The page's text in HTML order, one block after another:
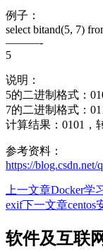
例子：
select bitand(5, 7)
———-
5
说明：
5的二进制格式：
7的二进制格式：
计算结果：0101，
参考资料：
https://blog.csdn.net/
文
章
导
上一文章Docker学
exif下一文章centos
软件及互联